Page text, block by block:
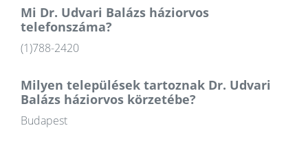
Mi Dr. Udvari Balázs háziorvos
telefonszáma?
(1)788-2420
Milyen települések tartoznak Dr. Udvari
Balázs háziorvos körzetébe?
Budapest